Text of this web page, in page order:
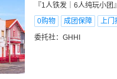
『1人铁发｜6人纯玩小
0购物
成团保障
上门
委托社： GHHI